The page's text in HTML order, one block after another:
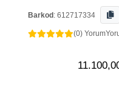
Barkod : 612717334
(0) Yorum